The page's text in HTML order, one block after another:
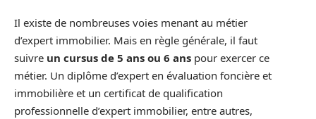
Il existe de nombreuses voies menant au métier
d’expert immobilier. Mais en règle générale, il faut
suivre un cursus de 5 ans ou 6 ans pour exercer ce
métier. Un diplôme d’expert en évaluation foncière et
immobilière et un certificat de qualification
professionnelle d’expert immobilier, entre autres,